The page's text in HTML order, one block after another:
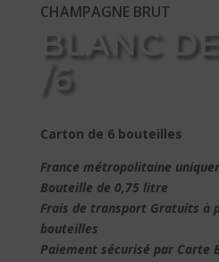
CHAMPAGNE BRUT
BLANC
/6
Carton de 6 bouteilles
France métropolitaine
Bouteille de 0,75 litre
Frais de transport Gratuits à
bouteilles
Paiement sécurisé par Carte